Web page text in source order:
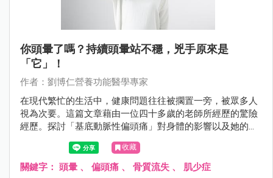
你頭暈了嗎？持續頭暈站不穩，兇手原來是
「它」！
作者：劉博仁營養功能醫學專家
在現代繁忙的生活中，健康問題往往被擱置一旁，被眾多人
視為次要。這篇文章藉由一位四十多歲的老師所經歷的驚險
經歷。探討「基底動脈性偏頭痛」對身體的影響以及她的營
養調理方案。透過她的經歷，我們將了解營養不良對健康的
嚴重影響，忙於奔波於工作和學術成就之間，但更重要的是
要明白，關注自己的身體狀況絕對不可忽視。透過鄭老師的
收藏
關鍵字： 頭暈 、 偏頭痛 、 骨質流失 、 肌少症